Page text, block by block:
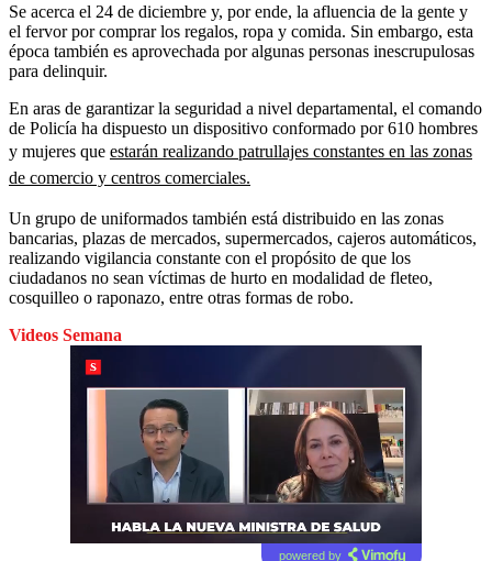
Se acerca el 24 de diciembre y, por ende, la afluencia de la gente y
el fervor por comprar los regalos, ropa y comida. Sin embargo, esta
época también es aprovechada por algunas personas inescrupulosas
para delinquir.
En aras de garantizar la seguridad a nivel departamental, el comando
de Policía ha dispuesto un dispositivo conformado por 610 hombres
y mujeres que estarán realizando patrullajes constantes en las zonas
de comercio y centros comerciales.
Un grupo de uniformados también está distribuido en las zonas
bancarias, plazas de mercados, supermercados, cajeros automáticos,
realizando vigilancia constante con el propósito de que los
ciudadanos no sean víctimas de hurto en modalidad de fleteo,
cosquilleo o raponazo, entre otras formas de robo.
Videos Semana
powered by